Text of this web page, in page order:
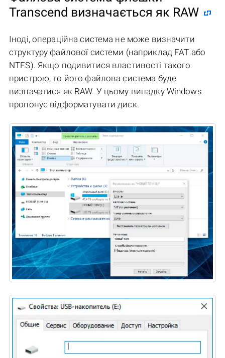
Transcend визначається як RAW
Іноді, операційна система не може визначити
структуру файлової системи (наприклад FAT або
NTFS). Якщо подивитися властивості такого
пристрою, то його файлова система буде
визначатися як RAW. У цьому випадку Windows
пропонує відформатувати диск.